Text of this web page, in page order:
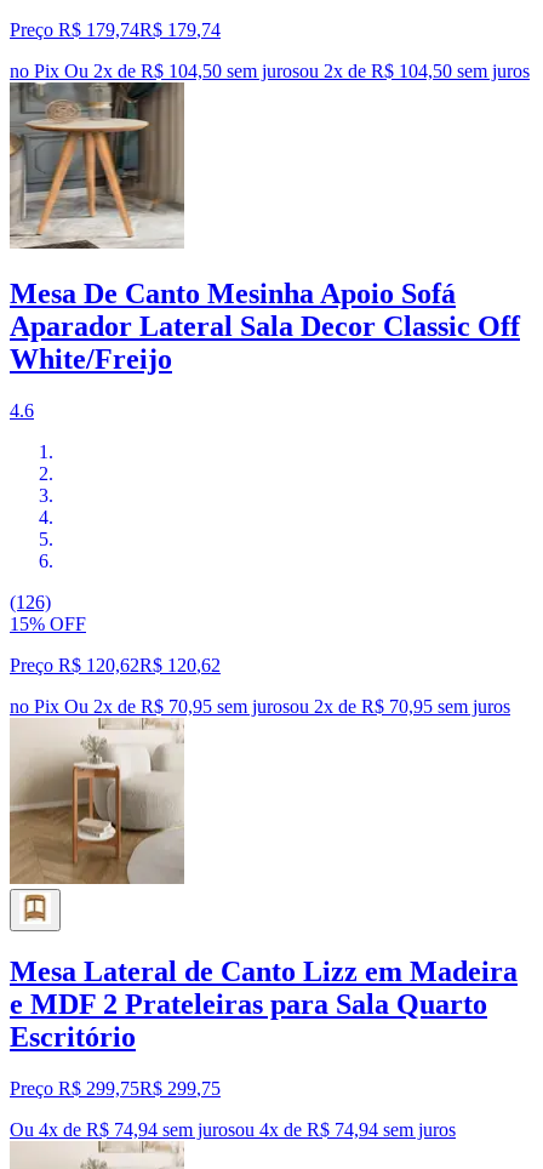
Preço R$ 179,74R$ 179,74
no Pix Ou 2x de R$ 104,50 sem jurosou 2x de R$ 104,50 sem juros
Mesa De Canto Mesinha Apoio Sofá
Aparador Lateral Sala Decor Classic Off
White/Freijo
4.6
(126)
15% OFF
Preço R$ 120,62R$ 120,62
no Pix Ou 2x de R$ 70,95 sem jurosou 2x de R$ 70,95 sem juros
Mesa Lateral de Canto Lizz em Madeira
e MDF 2 Prateleiras para Sala Quarto
Escritório
Preço R$ 299,75R$ 299,75
Ou 4x de R$ 74,94 sem jurosou 4x de R$ 74,94 sem juros